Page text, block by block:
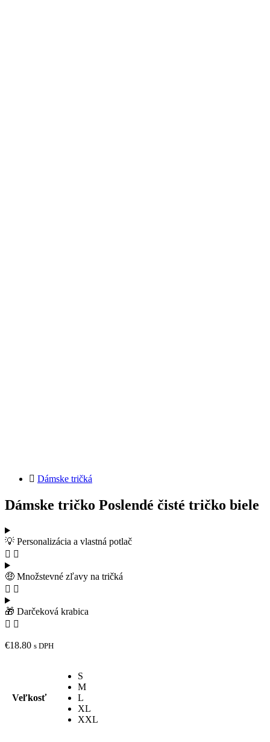
Dámske tričká
Dámske tričko Poslendé čisté tričko biele
💡 Personalizácia a vlastná potlač
🤑 Množstevné zľavy na tričká
🎁 Darčeková krabica
€18.80 s DPH
Veľkosť
S
M
L
XL
XXL